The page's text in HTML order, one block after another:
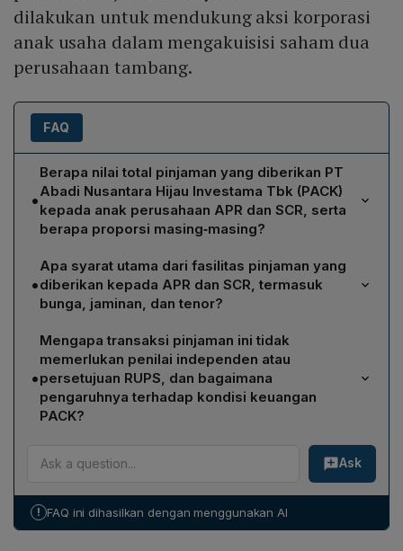
dilakukan untuk mendukung aksi korporasi
anak usaha dalam mengakuisisi saham dua
perusahaan tambang.
FAQ
•
Berapa nilai total pinjaman yang diberikan PT
Abadi Nusantara Hijau Investama Tbk (PACK)
kepada anak perusahaan APR dan SCR, serta
berapa proporsi masing‑masing?
PACK menyalurkan total pinjaman sebesar Rp 1,34
triliun, di mana PT Adhi Prakarsa Raya (APR) menerima
pinjaman sebesar Rp 749,59 miliar dan PT Sumber
Cahaya Raya (SCR) sebesar Rp 591,78 miliar.
•
Apa syarat utama dari fasilitas pinjaman yang
diberikan kepada APR dan SCR, termasuk
bunga, jaminan, dan tenor?
Kedua fasilitas pinjaman diberikan tanpa bunga dan
tanpa jaminan, dengan tenor dua tahun terhitung sejak
penarikan dana. Pinjaman dapat diperpanjang apabila
para pihak mencapai kesepakatan bersama.
•
Mengapa transaksi pinjaman ini tidak
memerlukan penilai independen atau
persetujuan RUPS, dan bagaimana
pengaruhnya terhadap kondisi keuangan
PACK?
Karena APR dan SCR merupakan perusahaan
terkendali yang sahamnya dimiliki lebih dari 99% oleh
PACK, transaksi dikategorikan afiliasi dan dikecualikan
RUPS sesuai POJK. Manajemen menyatakan transaksi
Ask
! FAQ ini dihasilkan dengan menggunakan AI